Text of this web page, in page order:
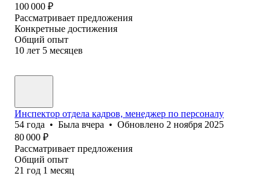
100 000 ₽
Рассматривает предложения
Конкретные достижения
Общий опыт
10 лет 5 месяцев
Инспектор отдела кадров, менеджер по персоналу
54 года • Была вчера • Обновлено 2 ноября 2025
80 000 ₽
Рассматривает предложения
Общий опыт
21 год 1 месяц